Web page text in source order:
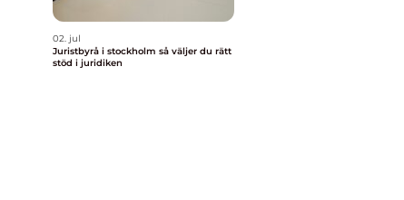
02. jul
Juristbyrå i stockholm så väljer du rätt
stöd i juridiken